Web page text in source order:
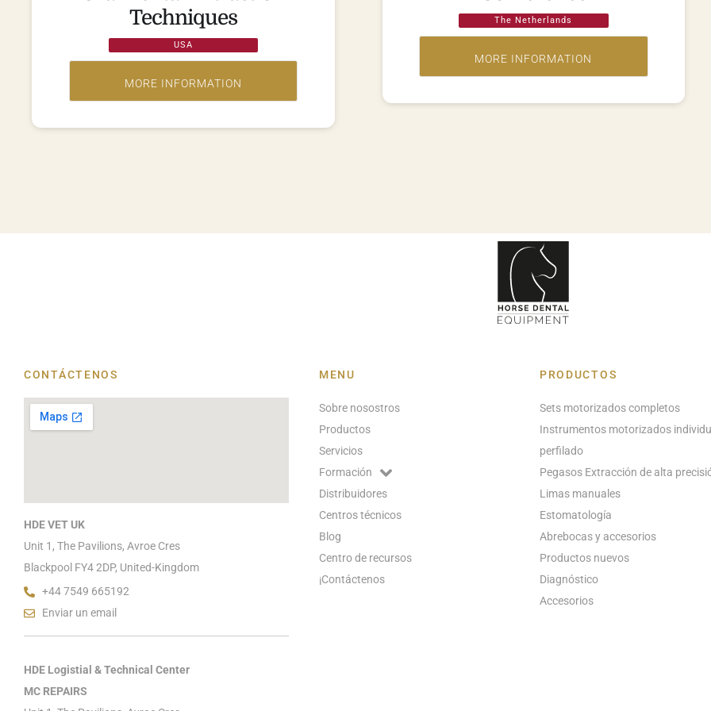
Techniques
USA
The Netherlands
CONTÁCTENOS
HDE VET UK
Unit 1, The Pavilions, Avroe Cres
Blackpool FY4 2DP, United-Kingdom
+44 7549 665192
Enviar un email
HDE Logistial & Technical Center
MC REPAIRS
MENU
Sobre nosostros
Productos
Servicios
Formación
Distribuidores
Centros técnicos
Blog
Centro de recursos
¡Contáctenos
PRODUCTOS
Sets motorizados completos
Instrumentos motorizados
perfilado
Pegasos Extracción de alta
Limas manuales
Estomatología
Abrebocas y accesorios
Productos nuevos
Diagnóstico
Accesorios